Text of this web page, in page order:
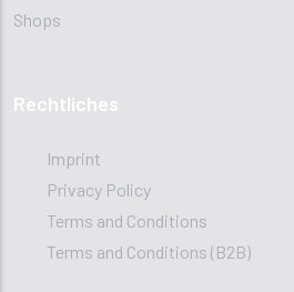
Shops
Rechtliches
Imprint
Privacy Policy
Terms and Conditions
Terms and Conditions (B2B)